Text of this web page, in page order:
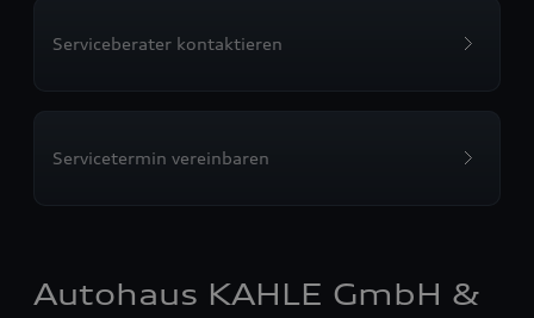
Serviceberater kontaktieren
Servicetermin vereinbaren
Autohaus KAHLE GmbH &